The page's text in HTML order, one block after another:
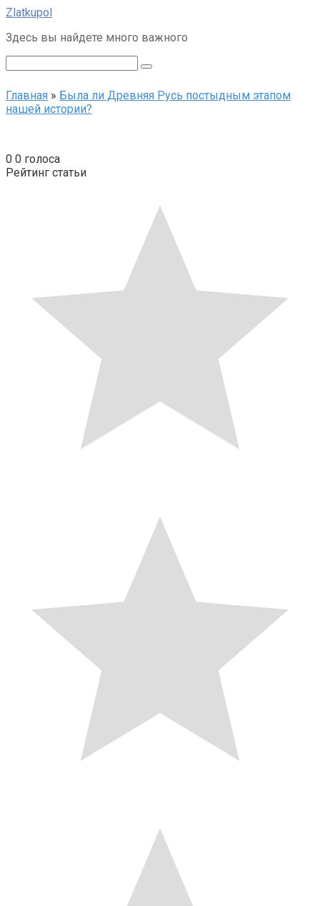
Перейти
контенту
Zlatkupol
Здесь вы найдете много важного
Главная » Была ли Древняя Русь постыдным этапом
нашей истории?
0 0 голоса
Рейтинг статьи